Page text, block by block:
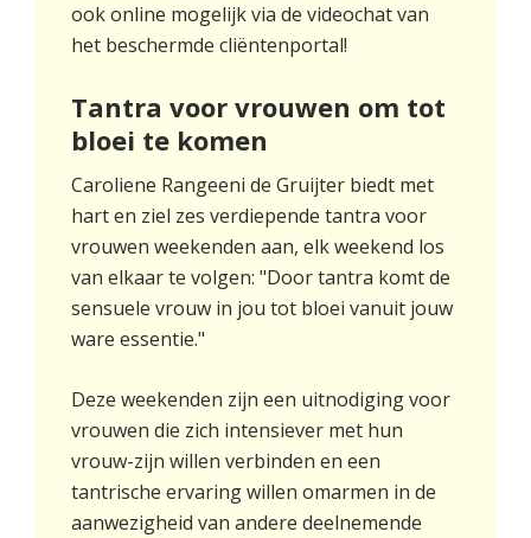
ook online mogelijk via de videochat van
het beschermde cliëntenportal!
Tantra voor vrouwen om tot
bloei te komen
Caroliene Rangeeni de Gruijter biedt met
hart en ziel zes verdiepende tantra voor
vrouwen weekenden aan, elk weekend los
van elkaar te volgen: "Door tantra komt de
sensuele vrouw in jou tot bloei vanuit jouw
ware essentie."
Deze weekenden zijn een uitnodiging voor
vrouwen die zich intensiever met hun
vrouw-zijn willen verbinden en een
tantrische ervaring willen omarmen in de
aanwezigheid van andere deelnemende